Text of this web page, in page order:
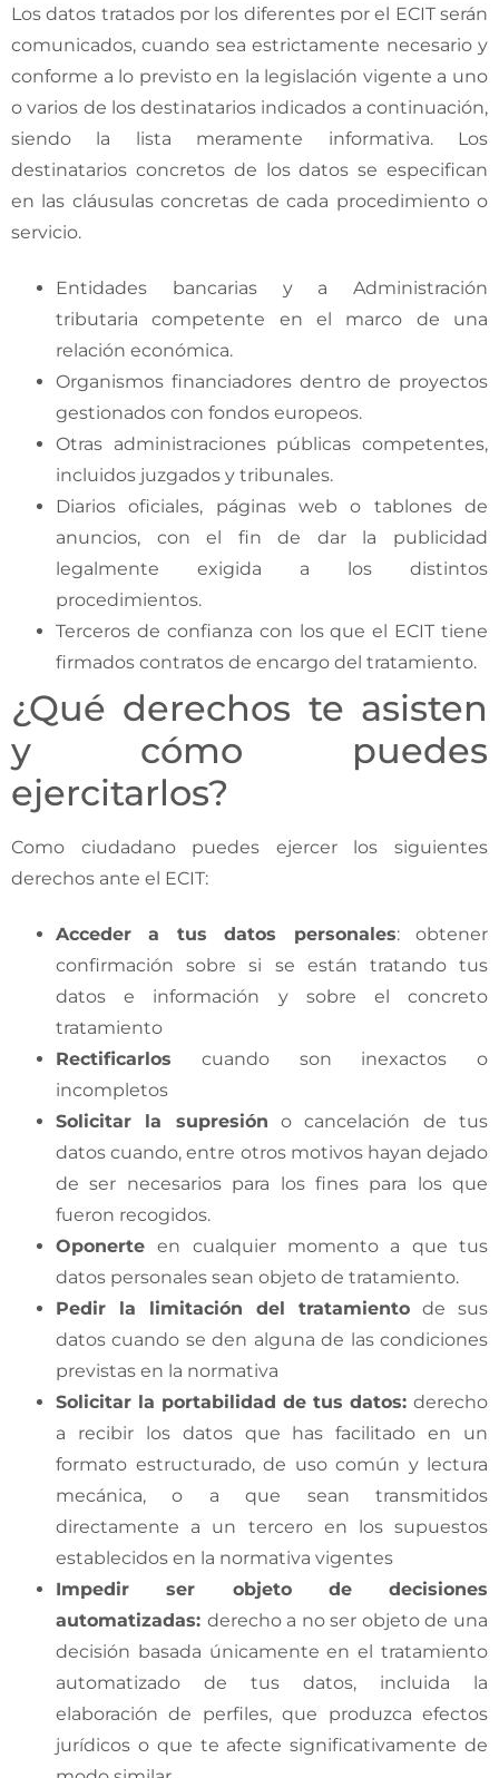
Los datos tratados por los diferentes por el ECIT serán
comunicados, cuando sea estrictamente necesario y
conforme a lo previsto en la legislación vigente a uno
o varios de los destinatarios indicados a continuación,
siendo la lista meramente informativa. Los
destinatarios concretos de los datos se especifican
en las cláusulas concretas de cada procedimiento o
servicio.
Entidades bancarias y a Administración
tributaria competente en el marco de una
relación económica.
Organismos financiadores dentro de proyectos
gestionados con fondos europeos.
Otras administraciones públicas competentes,
incluidos juzgados y tribunales.
Diarios oficiales, páginas web o tablones de
anuncios, con el fin de dar la publicidad
legalmente exigida a los distintos
procedimientos.
Terceros de confianza con los que el ECIT tiene
firmados contratos de encargo del tratamiento.
¿Qué derechos te asisten
y cómo puedes
ejercitarlos?
Como ciudadano puedes ejercer los siguientes
derechos ante el ECIT:
Acceder a tus datos personales: obtener
confirmación sobre si se están tratando tus
datos e información y sobre el concreto
tratamiento
Rectificarlos cuando son inexactos o
incompletos
Solicitar la supresión o cancelación de tus
datos cuando, entre otros motivos hayan dejado
de ser necesarios para los fines para los que
fueron recogidos.
Oponerte en cualquier momento a que tus
datos personales sean objeto de tratamiento.
Pedir la limitación del tratamiento de sus
datos cuando se den alguna de las condiciones
previstas en la normativa
Solicitar la portabilidad de tus datos: derecho
a recibir los datos que has facilitado en un
formato estructurado, de uso común y lectura
mecánica, o a que sean transmitidos
directamente a un tercero en los supuestos
establecidos en la normativa vigentes
Impedir ser objeto de decisiones
automatizadas: derecho a no ser objeto de una
decisión basada únicamente en el tratamiento
automatizado de tus datos, incluida la
elaboración de perfiles, que produzca efectos
jurídicos o que te afecte significativamente de